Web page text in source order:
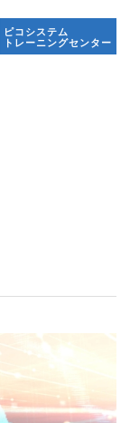
ピコシステム
トレーニングセンター